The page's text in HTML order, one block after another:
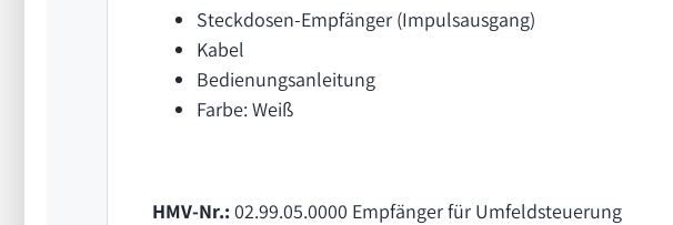
Steckdosen-Empfänger (Impulsausgang)
Kabel
Bedienungsanleitung
Farbe: Weiß
HMV-Nr.: 02.99.05.0000 Empfänger für Umfeldsteuerung